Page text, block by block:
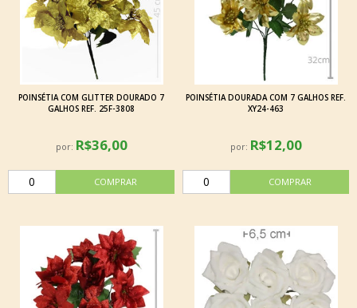
POINSÉTIA COM GLITTER DOURADO 7
GALHOS REF. 25F-3808
por: R$36,00
POINSÉTIA DOURADA COM 7 GALHOS REF.
XY24-463
por: R$12,00